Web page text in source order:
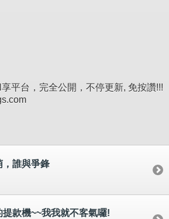
平台，完全公開，不停更新, 免按讚!!!
，誰與爭鋒
提款機~~我我就不客氣囉!